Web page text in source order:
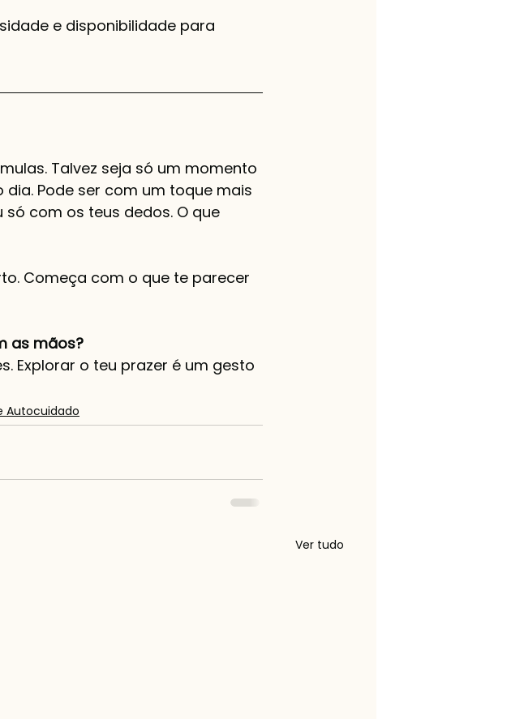
e disponibilidade para
Talvez seja só um momento
Pode ser com um toque mais
com os teus dedos. O que
Começa com o que te parecer
as mãos?
Explorar o teu prazer é um gesto
Autocuidado
Ver tudo